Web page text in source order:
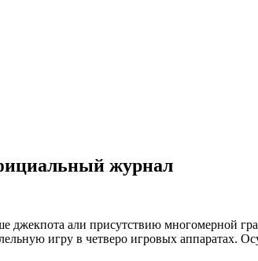
журнал
али присутствию многомерной
игру в четверо игровых аппаратах.